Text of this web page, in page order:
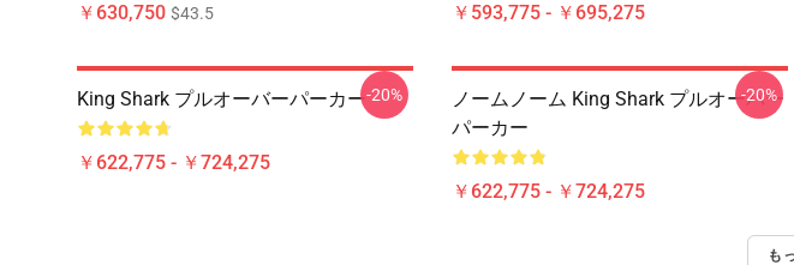
￥630,750 $43.5 ￥593,775 - ￥695,275
King Shark プルオーバーパーカー
￥622,775 - ￥724,275
-20%
ノームノーム King Shark プルオーバー
パーカー
￥622,775 - ￥724,275
-20%
も